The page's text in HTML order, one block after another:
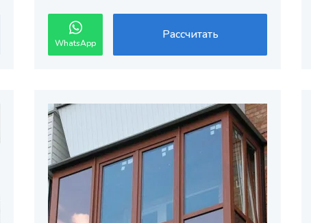
WhatsApp
Рассчитать